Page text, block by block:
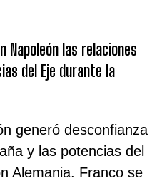
Napoleón las relaciones
del Eje durante la
generó desconfianza
y las potencias del
Alemania. Franco se